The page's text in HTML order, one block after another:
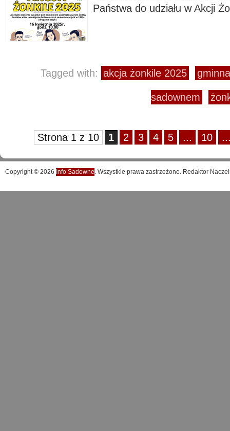
Państwa do udziału w Akcji
Tagged with: akcja żonkile 2025
sadownem
Strona 1 z 10 1 2 3 4 5 ... 10
Copyright © 2026 Info Sadowne. Wszystkie prawa zastrzeżone. Redaktor